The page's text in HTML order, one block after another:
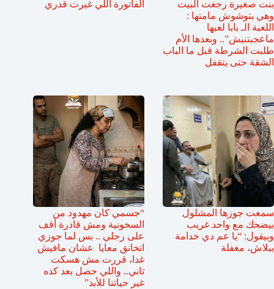
بنت صغيرة رجعت البيت
وهي بتوشوش مامتها :
اللعبة الـ بابا لعبها
ماعجبتنيش”.. وبعدها الأم
طلبت الشرطة قبل ما الباب
الشقة حتى يتقفل
الفاتورة اللي غيرت قدري
سمعت جوزها المشلول
بيضحك مع واحد غريب
وبيقول: “يا عم دي خدامة
ببلاش، مغفلة
“جسمي كان مهدود من
السخونية ومش قادرة أقف
على رجلي .. بس لما جوزي
اتخانق معايا عشان مافيش
غدا، قررت مش هسكت
تاني.. واللي حصل بعد كده
غير حياتنا للأبد”